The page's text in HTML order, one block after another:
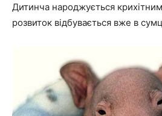
Дитинча народжується
розвиток відбувається вже в